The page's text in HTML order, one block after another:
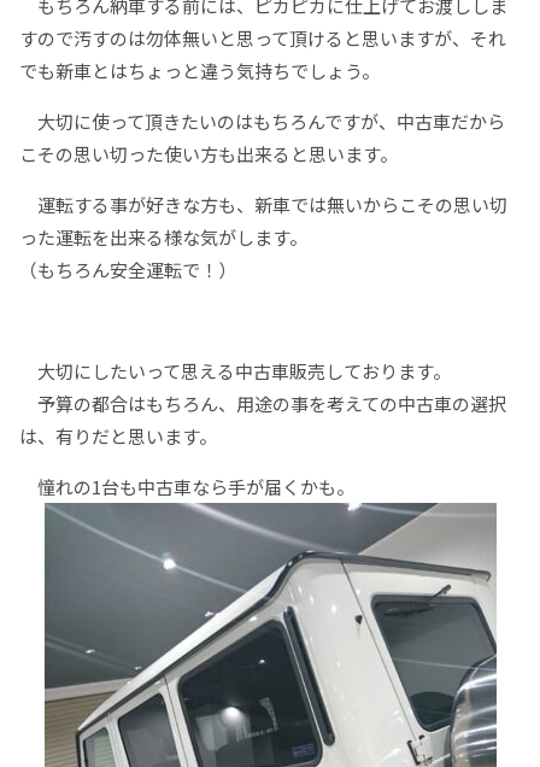
もちろん納車する前には、ピカピカに仕上げてお渡ししま
すので汚すのは勿体無いと思って頂けると思いますが、それ
でも新車とはちょっと違う気持ちでしょう。
大切に使って頂きたいのはもちろんですが、中古車だから
こその思い切った使い方も出来ると思います。
運転する事が好きな方も、新車では無いからこその思い切
った運転を出来る様な気がします。
（もちろん安全運転で！）
大切にしたいって思える中古車販売しております。
予算の都合はもちろん、用途の事を考えての中古車の選択
は、有りだと思います。
憧れの1台も中古車なら手が届くかも。